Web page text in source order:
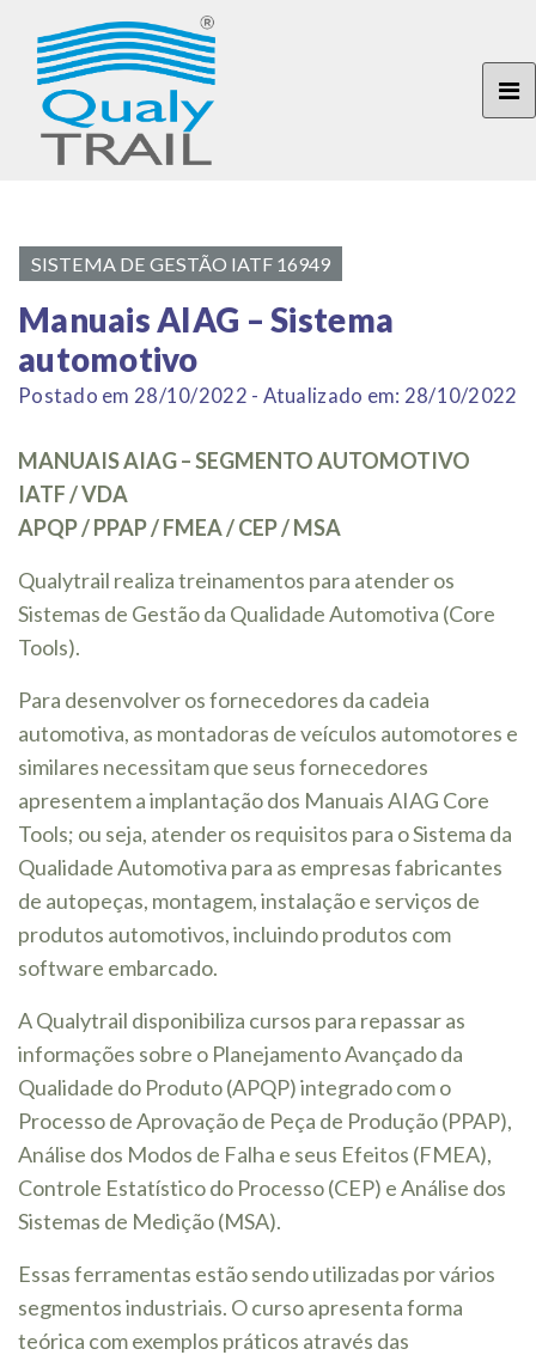
SISTEMA DE GESTÃO IATF 16949
Manuais AIAG – Sistema
automotivo
Postado em 28/10/2022 - Atualizado em: 28/10/2022
MANUAIS AIAG – SEGMENTO AUTOMOTIVO
IATF / VDA
APQP / PPAP / FMEA / CEP / MSA
Qualytrail realiza treinamentos para atender os
Sistemas de Gestão da Qualidade Automotiva (Core
Tools).
Para desenvolver os fornecedores da cadeia
automotiva, as montadoras de veículos automotores e
similares necessitam que seus fornecedores
apresentem a implantação dos Manuais AIAG Core
Tools; ou seja, atender os requisitos para o Sistema da
Qualidade Automotiva para as empresas fabricantes
de autopeças, montagem, instalação e serviços de
produtos automotivos, incluindo produtos com
software embarcado.
A Qualytrail disponibiliza cursos para repassar as
informações sobre o Planejamento Avançado da
Qualidade do Produto (APQP) integrado com o
Processo de Aprovação de Peça de Produção (PPAP),
Análise dos Modos de Falha e seus Efeitos (FMEA),
Controle Estatístico do Processo (CEP) e Análise dos
Sistemas de Medição (MSA).
Essas ferramentas estão sendo utilizadas por vários
segmentos industriais. O curso apresenta forma
teórica com exemplos práticos através das